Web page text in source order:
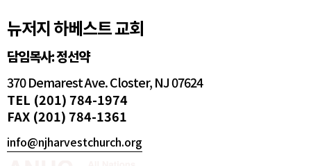
뉴저지 하베스트 교회
담임목사: 정선약
370 Demarest Ave. Closter, NJ 07624
TEL (201) 784-1974
FAX (201) 784-1361
info@njharvestchurch.org